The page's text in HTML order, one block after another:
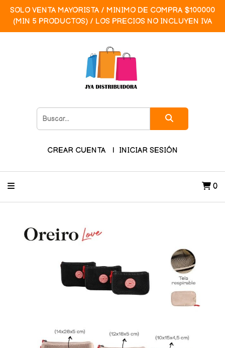
SOLO VENTA MAYORISTA / MINIMO DE COMPRA $100000
(MIN 5 PRODUCTOS) / LOS PRECIOS NO INCLUYEN IVA
CREAR CUENTA INICIAR SESIÓN
0